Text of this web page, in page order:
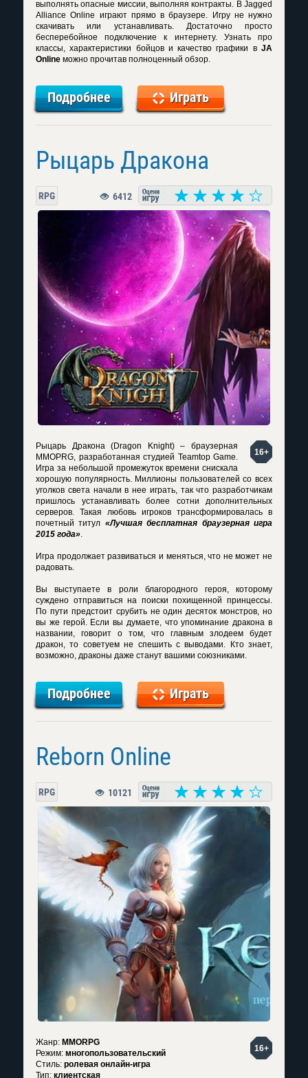
выполнять опасные миссии, выполняя контракты. В Jagged
Alliance Online играют прямо в браузере. Игру не нужно
скачивать или устанавливать. Достаточно просто
бесперебойное подключение к интернету. Узнать про
классы, характеристики бойцов и качество графики в JA
Online можно прочитав полноценный обзор.
Подробнее Играть
Рыцарь Дракона
RPG 6412
16+
Рыцарь Дракона (Dragon Knight) – браузерная
MMOPRG, разработанная студией Teamtop Game.
Игра за небольшой промежуток времени снискала
хорошую популярность. Миллионы пользователей со всех
уголков света начали в нее играть, так что разработчикам
пришлось устанавливать более сотни дополнительных
серверов. Такая любовь игроков трансформировалась в
почетный титул «Лучшая бесплатная браузерная игра
2015 года».
Игра продолжает развиваться и меняться, что не может не
радовать.
Вы выступаете в роли благородного героя, которому
суждено отправиться на поиски похищенной принцессы.
По пути предстоит срубить не один десяток монстров, но
вы же герой. Если вы думаете, что упоминание дракона в
названии, говорит о том, что главным злодеем будет
дракон, то советуем не спешить с выводами. Кто знает,
возможно, драконы даже станут вашими союзниками.
Подробнее Играть
Reborn Online
RPG 10121
16+
Жанр: MMORPG
Режим: многопользовательский
Стиль: ролевая онлайн-игра
Тип: клиентская